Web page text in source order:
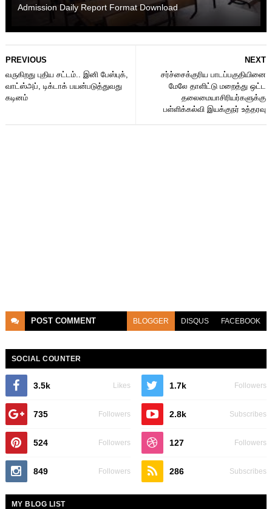
Admission Daily Report Format Download
NEXT
சர்ச்சைக்குரிய பாடப்பகுதியினை
மேலே தாளிட்டு மறைத்து ஒட்ட
தலைமையாசிரியர்களுக்கு
பள்ளிக்கல்வி இயக்குநர் உத்தரவு
PREVIOUS
வருகிறது புதிய சட்டம்.. இனி பேஸ்புக்,
வாட்ஸ்அப், டிக்டாக் பயன்படுத்துவது
கடினம்
POST COMMENT BLOGGER DISQUS FACEBOOK
SOCIAL COUNTER
3.5k Likes 1.7k Followers
735 Followers 2.8k Subscribes
524 Followers 127 Followers
849 Followers 286 Subscribes
MY BLOG LIST